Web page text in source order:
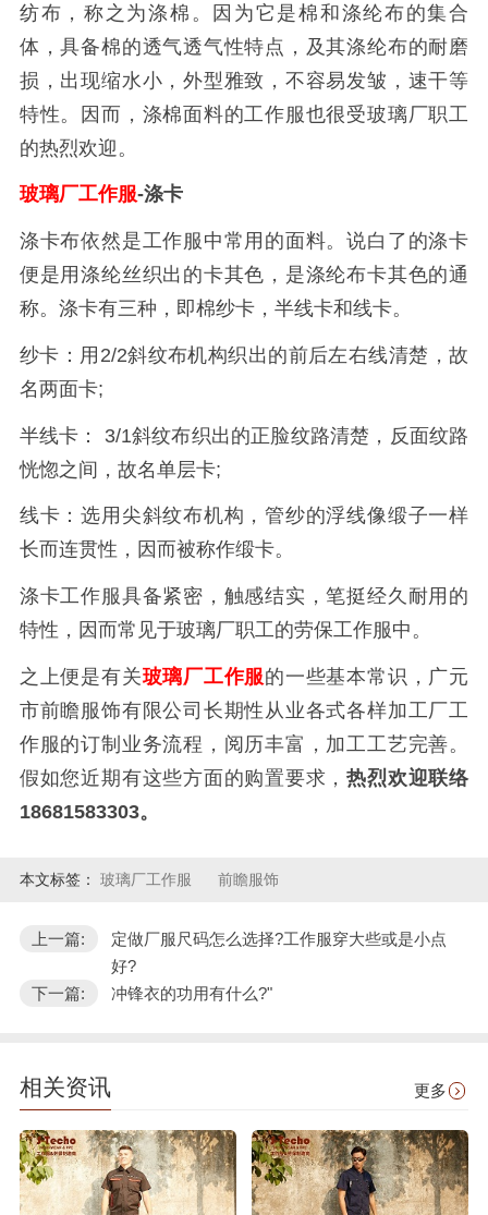
纺布，称之为涤棉。因为它是棉和涤纶布的集合
体，具备棉的透气透气性特点，及其涤纶布的耐磨
损，出现缩水小，外型雅致，不容易发皱，速干等
特性。因而，涤棉面料的工作服也很受玻璃厂职工
的热烈欢迎。
玻璃厂工作服-涤卡
涤卡布依然是工作服中常用的面料。说白了的涤卡
便是用涤纶丝织出的卡其色，是涤纶布卡其色的通
称。涤卡有三种，即棉纱卡，半线卡和线卡。
纱卡：用2/2斜纹布机构织出的前后左右线清楚，故
名两面卡;
半线卡： 3/1斜纹布织出的正脸纹路清楚，反面纹路
恍惚之间，故名单层卡;
线卡：选用尖斜纹布机构，管纱的浮线像缎子一样
长而连贯性，因而被称作缎卡。
涤卡工作服具备紧密，触感结实，笔挺经久耐用的
特性，因而常见于玻璃厂职工的劳保工作服中。
之上便是有关玻璃厂工作服的一些基本常识，广元
市前瞻服饰有限公司长期性从业各式各样加工厂工
作服的订制业务流程，阅历丰富，加工工艺完善。
假如您近期有这些方面的购置要求，热烈欢迎联络
18681583303。
本文标签： 玻璃厂工作服 前瞻服饰
上一篇:
定做厂服尺码怎么选择?工作服穿大些或是小点
好?
下一篇:
冲锋衣的功用有什么?"
相关资讯 更多